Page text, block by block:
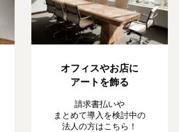
オフィスやお店に
アートを飾る
請求書払いや
まとめて導入を検討中の
法人の方はこちら！